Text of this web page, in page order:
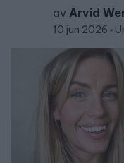
av Arvid
10 jun 2026